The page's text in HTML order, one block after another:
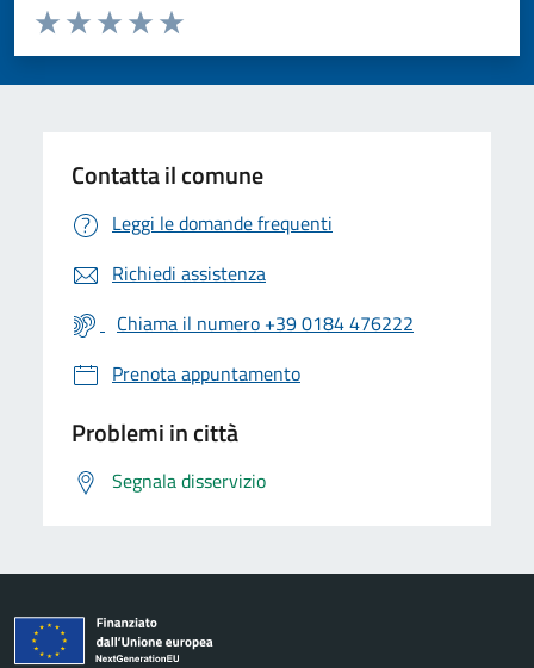
Valuta da 1 a 5 stelle la pagina
Valuta 5 stelle su 5
Valuta 4 stelle su 5
Valuta 3 stelle su 5
Valuta 2 stelle su 5
Valuta 1 stelle su 5
Contatta il comune
Leggi le domande frequenti
Richiedi assistenza
Chiama il numero +39 0184 476222
Prenota appuntamento
Problemi in città
Segnala disservizio